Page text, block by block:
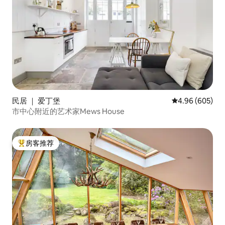
民居 ｜ 爱丁堡 平均评分 4.96
4.96 (605)
市中心附近的艺术家Mews House
热门「房客推荐」
房客推荐